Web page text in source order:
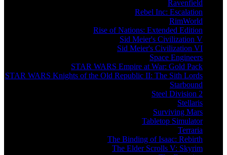
Ravenfield
Rebel Inc: Escalation
RimWorld
Rise of Nations: Extended Edition
Sid Meier's Civilization V
Sid Meier's Civilization VI
Space Engineers
STAR WARS Empire at War: Gold Pack
STAR WARS Knights of the Old Republic II: The Sith Lords
Starbound
Steel Division 2
Stellaris
Surviving Mars
Tabletop Simulator
Terraria
The Binding of Isaac: Rebirth
The Elder Scrolls V: Skyrim